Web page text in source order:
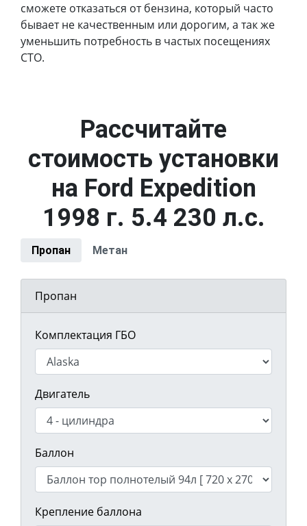
сможете отказаться от бензина, который часто
бывает не качественным или дорогим, а так же
уменьшить потребность в частых посещениях
СТО.
Рассчитайте
стоимость установки
на Ford Expedition
1998 г. 5.4 230 л.с.
Пропан Метан
Пропан
Комплектация ГБО
Двигатель
Баллон
Крепление баллона